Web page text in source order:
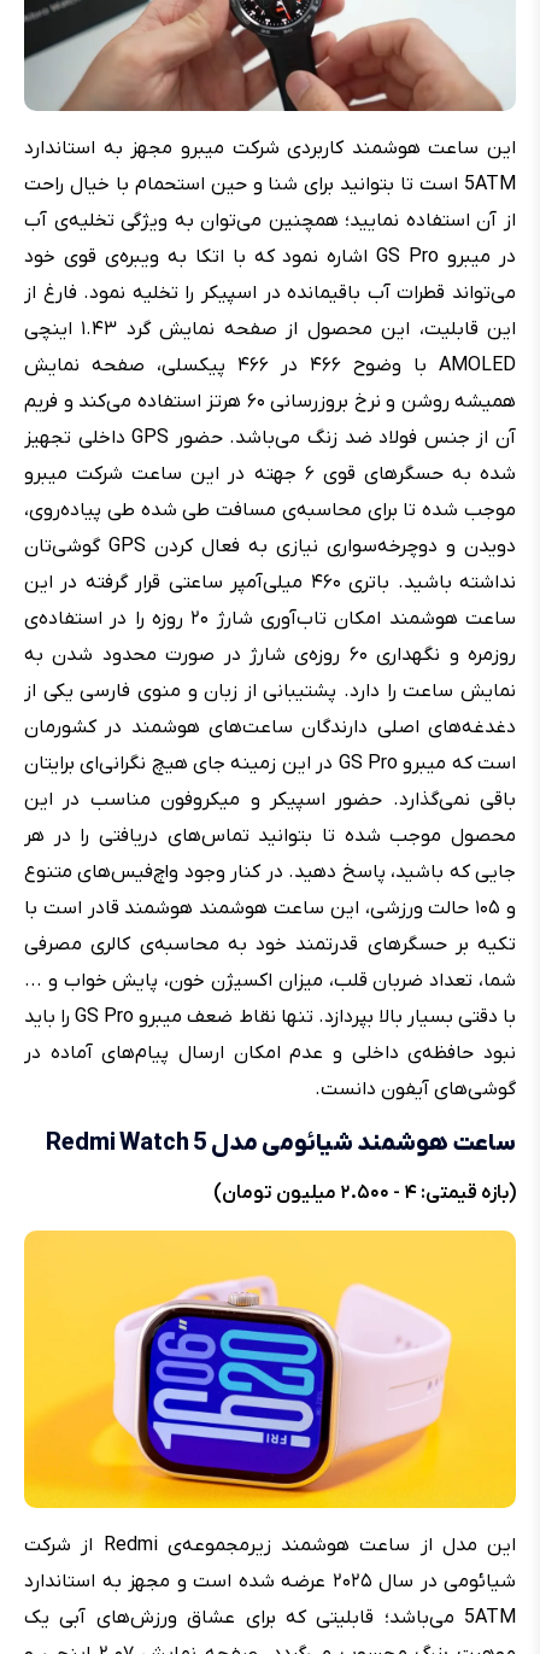
این ساعت هوشمند کاربردی شرکت میبرو مجهز به استاندارد
5ATM است تا بتوانید برای شنا و حین استحمام با خیال راحت
از آن استفاده نمایید؛ همچنین می‌توان به ویژگی تخلیه‌ی آب
در میبرو GS Pro اشاره نمود که با اتکا به ویبره‌‌ی قوی خود
می‌تواند قطرات آب باقیمانده در اسپیکر را تخلیه نمود. فارغ از
این قابلیت، این محصول از صفحه نمایش گرد ۱.۴۳ اینچی
AMOLED با وضوح ۴۶۶ در ۴۶۶ پیکسلی، صفحه نمایش
همیشه روشن و نرخ بروزرسانی ۶۰ هرتز استفاده می‌کند و فریم
آن از جنس فولاد ضد زنگ می‌باشد. حضور GPS داخلی تجهیز
شده به حسگرهای قوی ۶ جهته در این ساعت شرکت میبرو
موجب شده تا برای محاسبه‌ی مسافت طی شده طی پیاده‌روی،
دویدن و دوچرخه‌سواری نیازی به فعال کردن GPS گوشی‌تان
نداشته باشید. باتری ۴۶۰ میلی‌آمپر ساعتی قرار گرفته در این
ساعت هوشمند امکان تاب‌آوری شارژ ۲۰ روزه را در استفاده‌ی
روزمره و نگهداری ۶۰ روزه‌ی شارژ در صورت محدود شدن به
نمایش ساعت را دارد. پشتیبانی از زبان و منوی فارسی یکی از
دغدغه‌های اصلی دارندگان ساعت‌های هوشمند در کشورمان
است که میبرو GS Pro در این زمینه جای هیچ نگرانی‌ای برایتان
باقی نمی‌گذارد. حضور اسپیکر و میکروفون مناسب در این
محصول موجب شده تا بتوانید تماس‌های دریافتی را در هر
جایی که باشید، پاسخ دهید. در کنار وجود واچ‌فیس‌های متنوع
و ۱۰۵ حالت ورزشی، این ساعت هوشمند هوشمند قادر است با
تکیه بر حسگرهای قدرتمند خود به محاسبه‌ی کالری مصرفی
شما، تعداد ضربان قلب، میزان اکسیژن خون، پایش خواب و ...
با دقتی بسیار بالا بپردازد. تنها نقاط ضعف میبرو GS Pro را باید
نبود حافظه‌ی داخلی و عدم امکان ارسال پیام‌های آماده در
گوشی‌های آیفون دانست.
ساعت هوشمند شیائومی مدل Redmi Watch 5
(بازه قیمتی: ۴ - ۲.۵۰۰ میلیون تومان)
این مدل از ساعت هوشمند زیرمجموعه‌ی Redmi از شرکت
شیائومی در سال ۲۰۲۵ عرضه شده است و مجهز به استاندارد
5ATM می‌باشد؛ قابلیتی که برای عشاق ورزش‌های آبی یک